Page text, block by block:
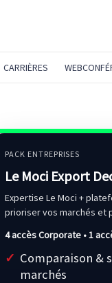
CARRIÈRES
PACK ENTREPRISES
Le Moci Export
Expertise Le Moci +
prioriser vos marchés et
4 accès Corporate • 1
Comparaison &
marchés